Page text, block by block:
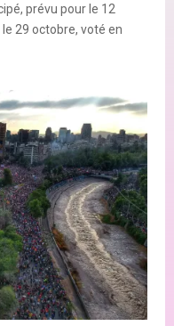
prévu pour le 12
29 octobre, voté en